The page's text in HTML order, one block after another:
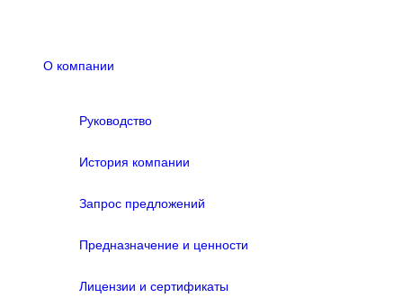
О компании
Руководство
История компании
Запрос предложений
Предназначение и ценности
Лицензии и сертификаты